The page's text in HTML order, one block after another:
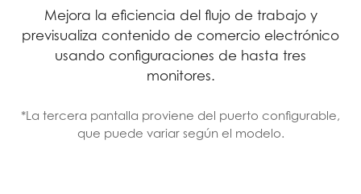
Mejora la eficiencia del flujo de trabajo y
previsualiza contenido de comercio electrónico
usando configuraciones de hasta tres
monitores.
*La tercera pantalla proviene del puerto configurable,
que puede variar según el modelo.